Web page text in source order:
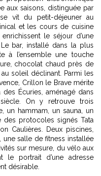
aux saisons, distinguée par
vit du petit-déjeuner au
et les cours de cuisine
le séjour d’une
bar, installé dans la plus
à l’ensemble une touche
chocolat chaud près de
soleil déclinant. Parmi les
Crillon le Brave mérite
Écuries, aménagé dans
On y retrouve trois
un hammam, un sauna, un
des protocoles signés Tata
Caulières. Deux piscines,
une salle de fitness installée
sur mesure, du vélo aux
le portrait d’une adresse
désirable.